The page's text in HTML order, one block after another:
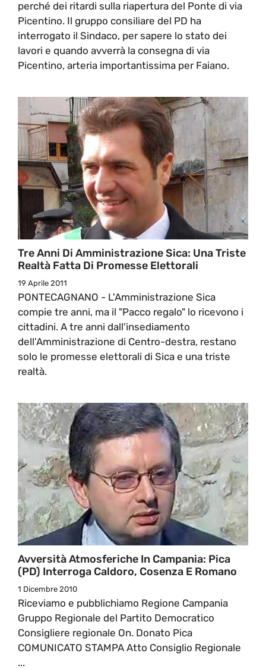
perché dei ritardi sulla riapertura del Ponte di via
Picentino. Il gruppo consiliare del PD ha
interrogato il Sindaco, per sapere lo stato dei
lavori e quando avverrà la consegna di via
Picentino, arteria importantissima per Faiano.
Tre Anni Di Amministrazione Sica: Una Triste
Realtà Fatta Di Promesse Elettorali
19 Aprile 2011
PONTECAGNANO - L'Amministrazione Sica
compie tre anni, ma il "Pacco regalo" lo ricevono i
cittadini. A tre anni dall'insediamento
dell'Amministrazione di Centro-destra, restano
solo le promesse elettorali di Sica e una triste
realtà.
Avversità Atmosferiche In Campania: Pica
(PD) Interroga Caldoro, Cosenza E Romano
1 Dicembre 2010
Riceviamo e pubblichiamo Regione Campania
Gruppo Regionale del Partito Democratico
Consigliere regionale On. Donato Pica
COMUNICATO STAMPA Atto Consiglio Regionale
...